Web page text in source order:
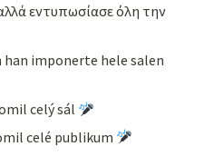
εντυπωσίασε όλη την
imponerte hele salen
celý sál
celé publikum